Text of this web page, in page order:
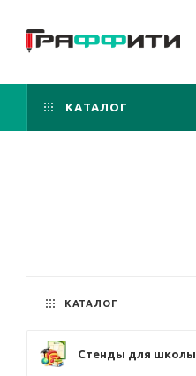
КАТАЛОГ
КАТАЛОГ
Стенды для школы